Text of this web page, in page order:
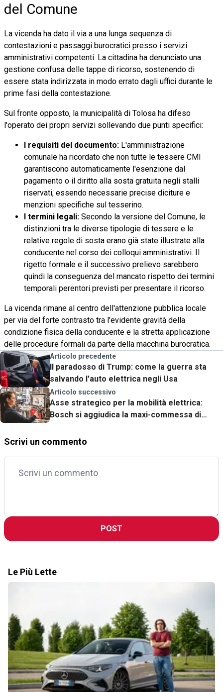
del Comune
La vicenda ha dato il via a una lunga sequenza di
contestazioni e passaggi burocratici presso i servizi
amministrativi competenti. La cittadina ha denunciato una
gestione confusa delle tappe di ricorso, sostenendo di
essere stata indirizzata in modo errato dagli uffici durante le
prime fasi della contestazione.
Sul fronte opposto, la municipalità di Tolosa ha difeso
l'operato dei propri servizi sollevando due punti specifici:
I requisiti del documento: L'amministrazione
comunale ha ricordato che non tutte le tessere CMI
garantiscono automaticamente l'esenzione dal
pagamento o il diritto alla sosta gratuita negli stalli
riservati, essendo necessarie precise diciture e
menzioni specifiche sul tesserino.
I termini legali: Secondo la versione del Comune, le
distinzioni tra le diverse tipologie di tessere e le
relative regole di sosta erano già state illustrate alla
conducente nel corso dei colloqui amministrativi. Il
rigetto formale e il successivo prelievo sarebbero
quindi la conseguenza del mancato rispetto dei termini
temporali perentori previsti per presentare il ricorso.
La vicenda rimane al centro dell'attenzione pubblica locale
per via del forte contrasto tra l'evidente gravità della
condizione fisica della conducente e la stretta applicazione
delle procedure formali da parte della macchina burocratica.
Articolo precedente
Il paradosso di Trump: come la guerra sta
salvando l'auto elettrica negli Usa
Articolo successivo
Asse strategico per la mobilità elettrica:
Bosch si aggiudica la maxi-commessa di
Scrivi un commento
POST
Le Più Lette